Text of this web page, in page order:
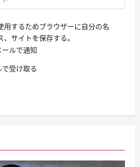
用するためブラウザーに自分の名
サイトを保存する。
ルで通知
受け取る